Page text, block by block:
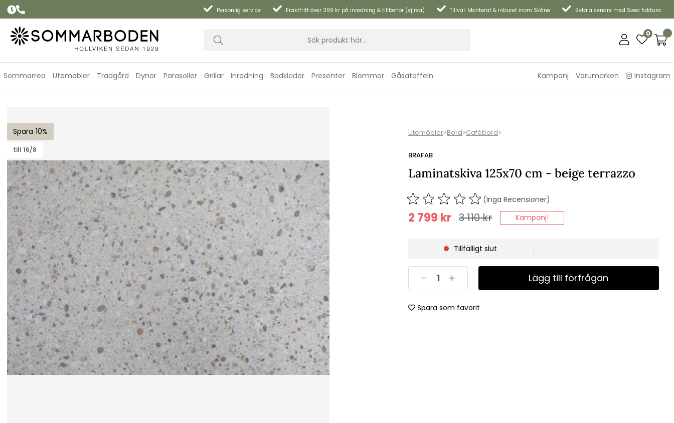
Personlig service Fraktfritt över 399 kr på inredning & tillbehör (ej rea) Tillval: Monterat & inburet inom Skåne Betala senare med Svea faktura
0
Sommarrea Utemöbler Trädgård Dynor Parasoller Grillar Inredning Badkläder Presenter Blommor Gåsatoffeln Kampanj Varumärken Instagram
10
till 16/8
Utemöbler>Bord>Cafébord>
BRAFAB
Laminatskiva 125x70 cm - beige terrazzo
(Inga Recensioner)
3 110kr
2 799 kr Kampanj!
Tillfälligt slut
Lägg till förfrågan
Spara som favorit